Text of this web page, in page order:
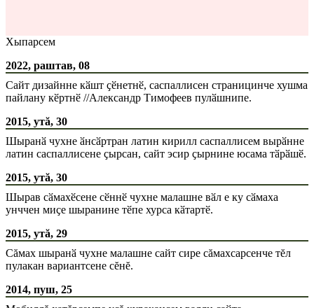
Хыпарсем
2022, раштав, 08
Сайт дизайнне кӑшт ҫӗнетнӗ, саспаллисен страницинче хушма
пайлану кӗртнӗ //Александр Тимофеев пулӑшнипе.
2015, утă, 30
Шыранӑ чухне ӑнсӑртран латин кирилл саспаллисем вырӑнне
латин саспаллисене ҫырсан, сайт эсир ҫырнине юсама тӑрӑшӗ.
2015, утă, 30
Шырав сӑмахӗсене сӗннӗ чухне малашне вӑл е ку сӑмаха
унччен миҫе шыранине тӗпе хурса кӑтартӗ.
2015, утă, 29
Сăмах шыранӑ чухне малашне сайт сире сăмахсарсенче тĕл
пулакан вариантсене сĕнĕ.
2014, пуш, 25